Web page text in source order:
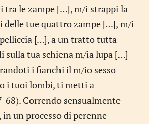
tra le zampe […], m/i strappi la
delle tue quattro zampe […], m/i
[…], a un tratto tutta
sulla tua schiena m/ia lupa […]
i fianchi il m/io sesso
i tuoi lombi, ti metti a
68). Correndo sensualmente
un processo di perenne